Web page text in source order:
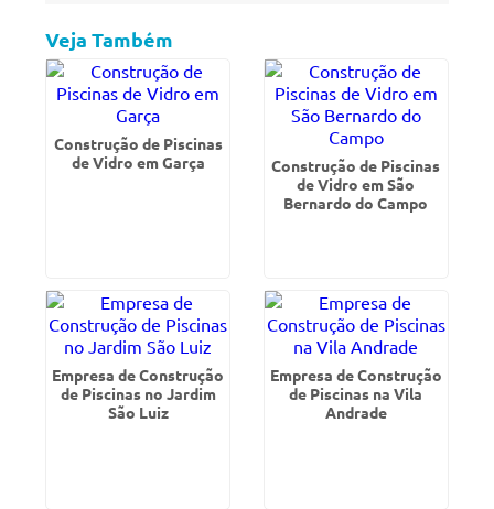
Veja Também
Construção de Piscinas
de Vidro em Garça
Construção de Piscinas
de Vidro em São
Bernardo do Campo
Empresa de Construção
de Piscinas no Jardim
São Luiz
Empresa de Construção
de Piscinas na Vila
Andrade